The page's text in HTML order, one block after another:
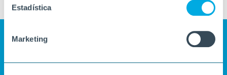
Estadística
Marketing